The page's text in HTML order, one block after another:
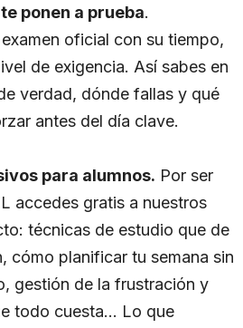
ponen a prueba.
oficial con su tiempo,
de exigencia. Así sabes en
verdad, dónde fallas y qué
antes del día clave.
para alumnos. Por ser
accedes gratis a nuestros
técnicas de estudio que de
cómo planificar tu semana sin
gestión de la frustración y
todo cuesta… Lo que